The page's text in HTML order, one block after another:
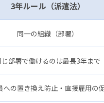
3年ルール （派遣法）
同一の組織（部署）
じ部署で働けるのは最長3年まで
への置き換え防止・ 直接雇用の